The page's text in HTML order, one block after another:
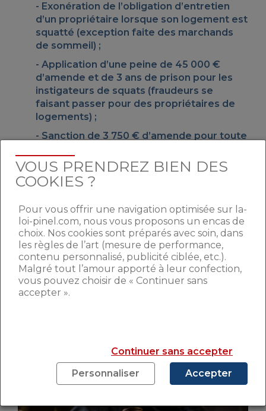
Exonération de l’obligation d’entretien
d’un propriétaire lorsque son logement est
squatté (exception faite des marchands
de sommeil) ;
Application d’une peine de 45 000 €
d’amende et de 3 ans de prison pour les
instigateurs de squats (fraudeurs se
faisant passer pour des propriétaires de
logements) ;
Sanction de 3 750 € d’amende pour toute
squat ;
Poursuite du dispositif expérimental de la
attendant de réhabiliter ou vendre leur
logement sont autorisés à confier
ponctuellement leur bien vacant pour du
logement socialou de l’insertion sociale.
LES LOCATAIRES MAUVAIS
VOUS PRENDREZ BIEN DES
COOKIES ?
Pour vous offrir une navigation optimisée sur la-
loi-pinel.com, nous vous proposons un encas de
choix. Nos cookies sont préparés avec soin, dans
les règles de l’art (mesure de performance,
contenu personnalisé, publicité ciblée, etc.).
Malgré tout l’amour apporté à leur confection,
vous pouvez choisir de « Continuer sans
accepter ».
Continuer sans accepter
Personnaliser
Accepter